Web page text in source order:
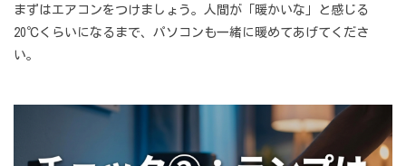
まずはエアコンをつけましょう。人間が「暖かいな」と感じる
20℃くらいになるまで、パソコンも一緒に暖めてあげてくださ
い。